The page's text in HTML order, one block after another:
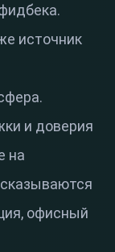
источник
и доверия
на
офисный